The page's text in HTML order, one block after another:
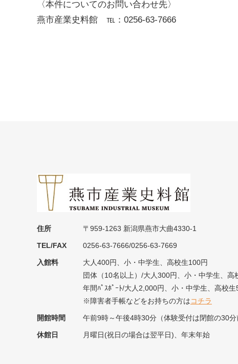
〈本件についてのお問い合わせ先〉
燕市産業史料館 ℡：0256-63-7666
住所 〒959-1263 新潟県燕市大曲4330-1
TEL/FAX 0256-63-7666/0256-63-7669
入館料
大人400円、小・中学生、高校生100円
団体（10名以上）/大人300円、小・中学生、高
年間ﾊﾟｽﾎﾟｰﾄ/大人2,000円、小・中学生、高校生
※障害者手帳などをお持ちの方はコチラ
開館時間 午前9時～午後4時30分（体験受付は閉館の30分
休館日 月曜日(祝日の場合は翌平日)、年末年始